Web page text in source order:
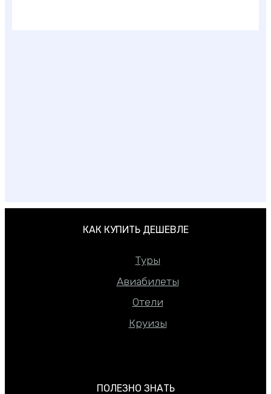
КАК КУПИТЬ ДЕШЕВЛЕ
Туры
Авиабилеты
Отели
Круизы
ПОЛЕЗНО ЗНАТЬ